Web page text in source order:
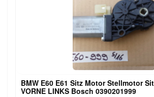
BMW E60 E61 Sitz Motor Stellmotor
VORNE LINKS Bosch 0390201999